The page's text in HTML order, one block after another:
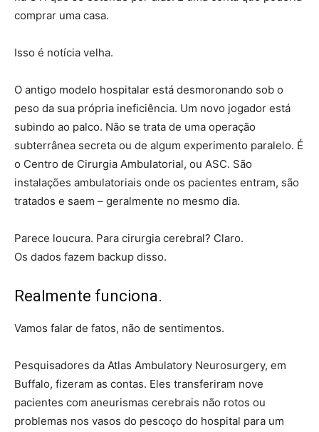
comprar uma casa.
Isso é notícia velha.
O antigo modelo hospitalar está desmoronando sob o
peso da sua própria ineficiência. Um novo jogador está
subindo ao palco. Não se trata de uma operação
subterrânea secreta ou de algum experimento paralelo. É
o Centro de Cirurgia Ambulatorial, ou ASC. São
instalações ambulatoriais onde os pacientes entram, são
tratados e saem – geralmente no mesmo dia.
Parece loucura. Para cirurgia cerebral? Claro.
Os dados fazem backup disso.
Realmente funciona.
Vamos falar de fatos, não de sentimentos.
Pesquisadores da Atlas Ambulatory Neurosurgery, em
Buffalo, fizeram as contas. Eles transferiram nove
pacientes com aneurismas cerebrais não rotos ou
problemas nos vasos do pescoço do hospital para um